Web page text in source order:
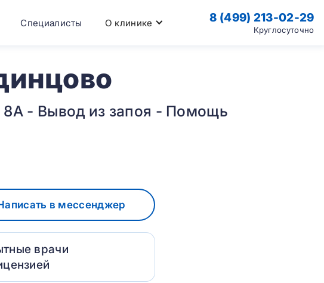
Специалисты О клинике 8 (499) 213-02-29
Круглосуточно
8А - Вывод из запоя - Помощь
в мессенджер
врачи